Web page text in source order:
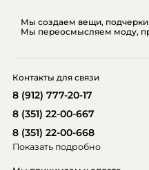
Мы создаем вещи,
Мы переосмысляем моду,
Контакты для связи
8 (912) 777-20-17
8 (351) 22-00-667
8 (351) 22-00-668
Показать подробно